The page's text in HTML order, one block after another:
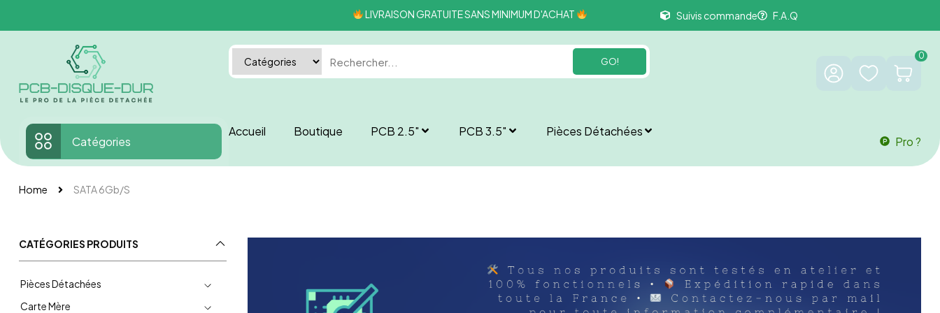
LIVRAISON GRATUITE SANS MINIMUM D'ACHAT Suivis commande F.A.Q
GO! 0
Catégories
Accueil Boutique PCB 2.5″ PCB 3.5″ Pièces Détachées
Pro ?
Home SATA 6Gb/s
CATÉGORIES PRODUITS
Pièces Détachées
Carte Mère